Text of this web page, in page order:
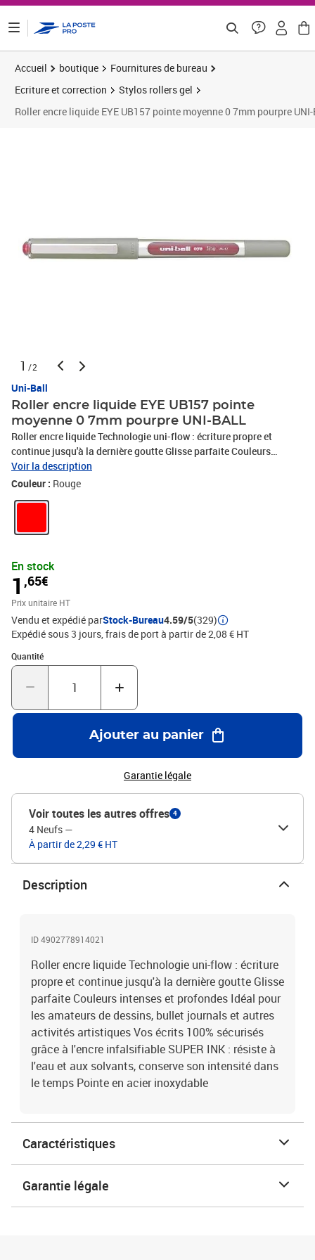
Accueil boutique
Fournitures de bureau
Ecriture et correction
Stylos rollers gel
Roller encre liquide EYE UB157 pointe moyenne 0 7mm pourpre
1 /2
Uni-Ball
Roller encre liquide EYE UB157 pointe
moyenne 0 7mm pourpre UNI-BALL
Roller encre liquide Technologie uni-flow : écriture propre et
continue jusqu'à la dernière goutte Glisse parfaite Couleurs
intenses et profondes Idéal pour les amateurs de dessins, bullet
journals et autres activités artistiques Vos écrits 100% sécurisés
Voir la description
Couleur : Rouge
En stock
1 ,65€
Prix unitaire HT
Vendu et expédié parStock-Bureau4.59/5(329)
Expédié sous 3 jours, frais de port à partir de 2,08 € HT
Quantité
Quantité : 1
Ajouter au panier
Garantie légale
Voir toutes les autres offres 4
4 Neufs —
À partir de 2,29 € HT
Description
ID 4902778914021
Roller encre liquide Technologie uni-flow : écriture
propre et continue jusqu'à la dernière goutte Glisse
parfaite Couleurs intenses et profondes Idéal pour
les amateurs de dessins, bullet journals et autres
activités artistiques Vos écrits 100% sécurisés
grâce à l'encre infalsifiable SUPER INK : résiste à
l'eau et aux solvants, conserve son intensité dans
le temps Pointe en acier inoxydable
Caractéristiques
Garantie légale